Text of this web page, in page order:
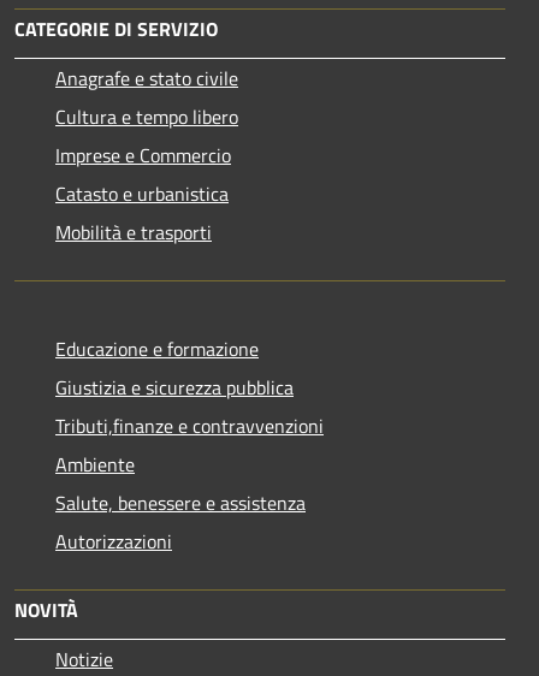
CATEGORIE DI SERVIZIO
Anagrafe e stato civile
Cultura e tempo libero
Imprese e Commercio
Catasto e urbanistica
Mobilità e trasporti
Educazione e formazione
Giustizia e sicurezza pubblica
Tributi,finanze e contravvenzioni
Ambiente
Salute, benessere e assistenza
Autorizzazioni
NOVITÀ
Notizie